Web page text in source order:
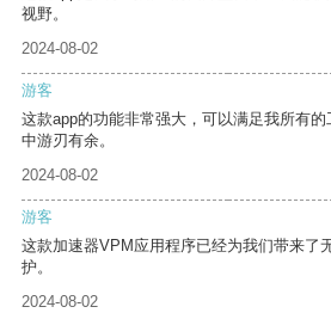
视野。
2024-08-02
游客
这款app的功能非常强大，可以满足我所有
中游刃有余。
2024-08-02
游客
这款加速器VPM应用程序已经为我们带来了
护。
2024-08-02